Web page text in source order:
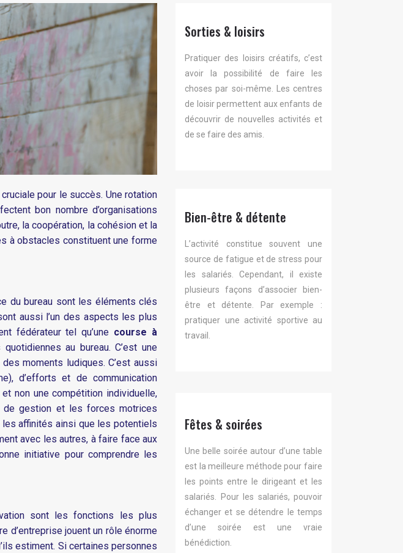
pour le succès. Une rotation
bon nombre d’organisations
la coopération, la cohésion et la
à obstacles constituent une forme
du bureau sont les éléments clés
aussi l’un des aspects les plus
fédérateur tel qu’une course à
au bureau. C’est une
moments ludiques. C’est aussi
d’efforts et de communication
non une compétition individuelle,
de gestion et les forces motrices
les affinités ainsi que les potentiels
avec les autres, à faire face aux
initiative pour comprendre les
sont les fonctions les plus
d’entreprise jouent un rôle énorme
estiment. Si certaines personnes
Sorties & loisirs
Pratiquer des loisirs créatifs, c’est
avoir la possibilité de faire les
choses par soi-même. Les centres
de loisir permettent aux enfants de
découvrir de nouvelles activités et
de se faire des amis.
Bien-être & détente
L’activité constitue souvent une
source de fatigue et de stress pour
les salariés. Cependant, il existe
plusieurs façons d’associer bien-
être et détente. Par exemple :
pratiquer une activité sportive au
travail.
Fêtes & soirées
Une belle soirée autour d’une table
est la meilleure méthode pour faire
les points entre le dirigeant et les
salariés. Pour les salariés, pouvoir
échanger et se détendre le temps
d’une soirée est une vraie
bénédiction.